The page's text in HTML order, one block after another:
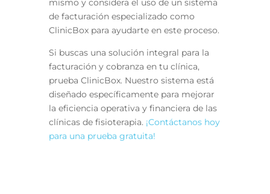
mismo y considera el uso de un sistema
de facturación especializado como
ClinicBox para ayudarte en este proceso.
Si buscas una solución integral para la
facturación y cobranza en tu clínica,
prueba ClinicBox. Nuestro sistema está
diseñado específicamente para mejorar
la eficiencia operativa y financiera de las
clínicas de fisioterapia. ¡Contáctanos hoy
para una prueba gratuita!